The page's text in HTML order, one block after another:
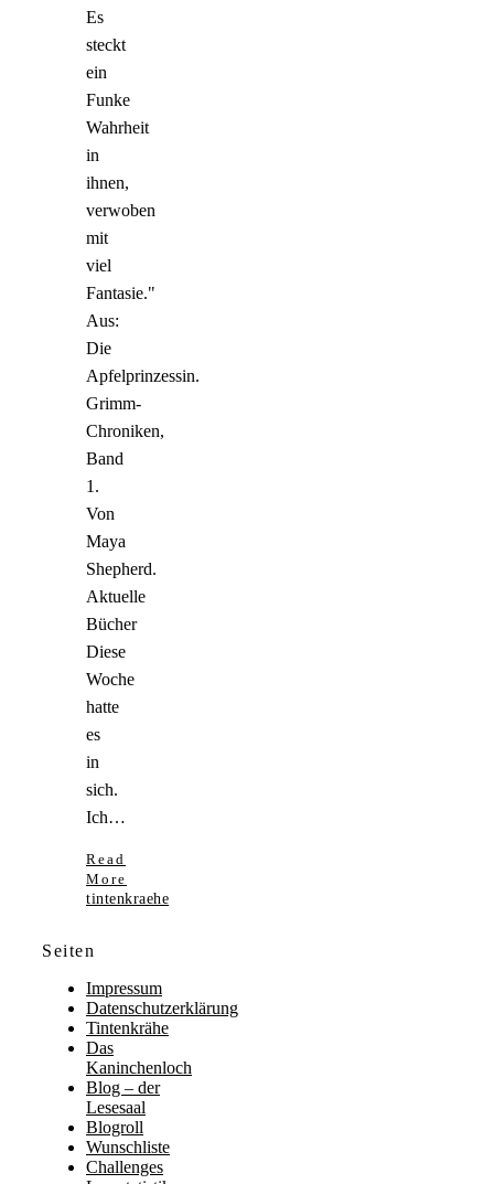
Es
steckt
ein
Funke
Wahrheit
in
ihnen,
verwoben
mit
viel
Fantasie."
Aus:
Die
Apfelprinzessin.
Grimm-
Chroniken,
Band
1.
Von
Maya
Shepherd.
Aktuelle
Bücher
Diese
Woche
hatte
es
in
sich.
Ich…
Read
More
tintenkraehe
Seiten
Impressum
Datenschutzerklärung
Tintenkrähe
Das
Kaninchenloch
Blog – der
Lesesaal
Blogroll
Wunschliste
Challenges